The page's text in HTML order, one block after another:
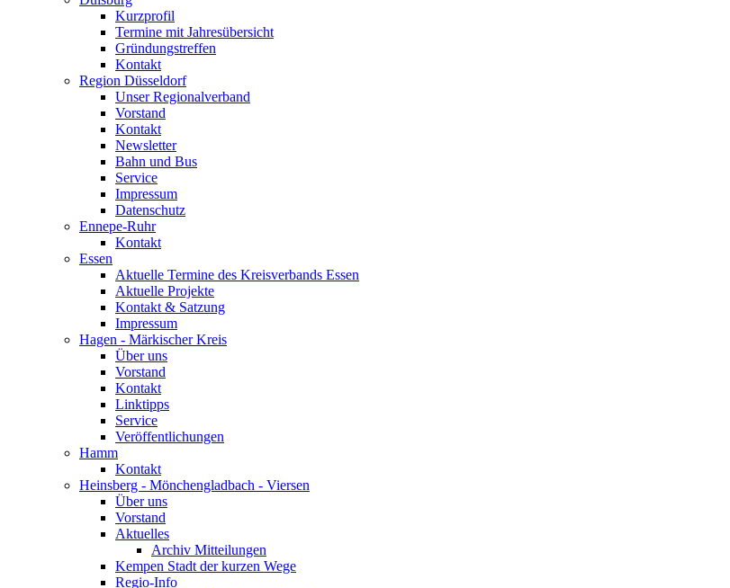
Kurzprofil
Termine mit Jahresübersicht
Gründungstreffen
Kontakt
Region Düsseldorf
Unser Regionalverband
Vorstand
Kontakt
Newsletter
Bahn und Bus
Service
Impressum
Datenschutz
Ennepe-Ruhr
Kontakt
Essen
Aktuelle Termine des Kreisverbands Essen
Aktuelle Projekte
Kontakt & Satzung
Impressum
Hagen - Märkischer Kreis
Über uns
Vorstand
Kontakt
Linktipps
Service
Veröffentlichungen
Hamm
Kontakt
Heinsberg - Mönchengladbach - Viersen
Über uns
Vorstand
Aktuelles
Archiv Mitteilungen
Kempen Stadt der kurzen Wege
Regio-Info